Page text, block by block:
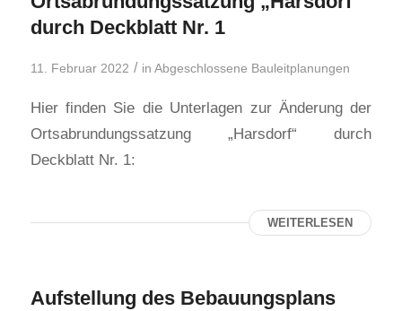
durch Deckblatt Nr. 1
11. Februar 2022 / in Abgeschlossene Bauleitplanungen
Hier finden Sie die Unterlagen zur Änderung der
Ortsabrundungssatzung „Harsdorf“ durch
Deckblatt Nr. 1:
WEITERLESEN
Aufstellung des Bebauungsplans